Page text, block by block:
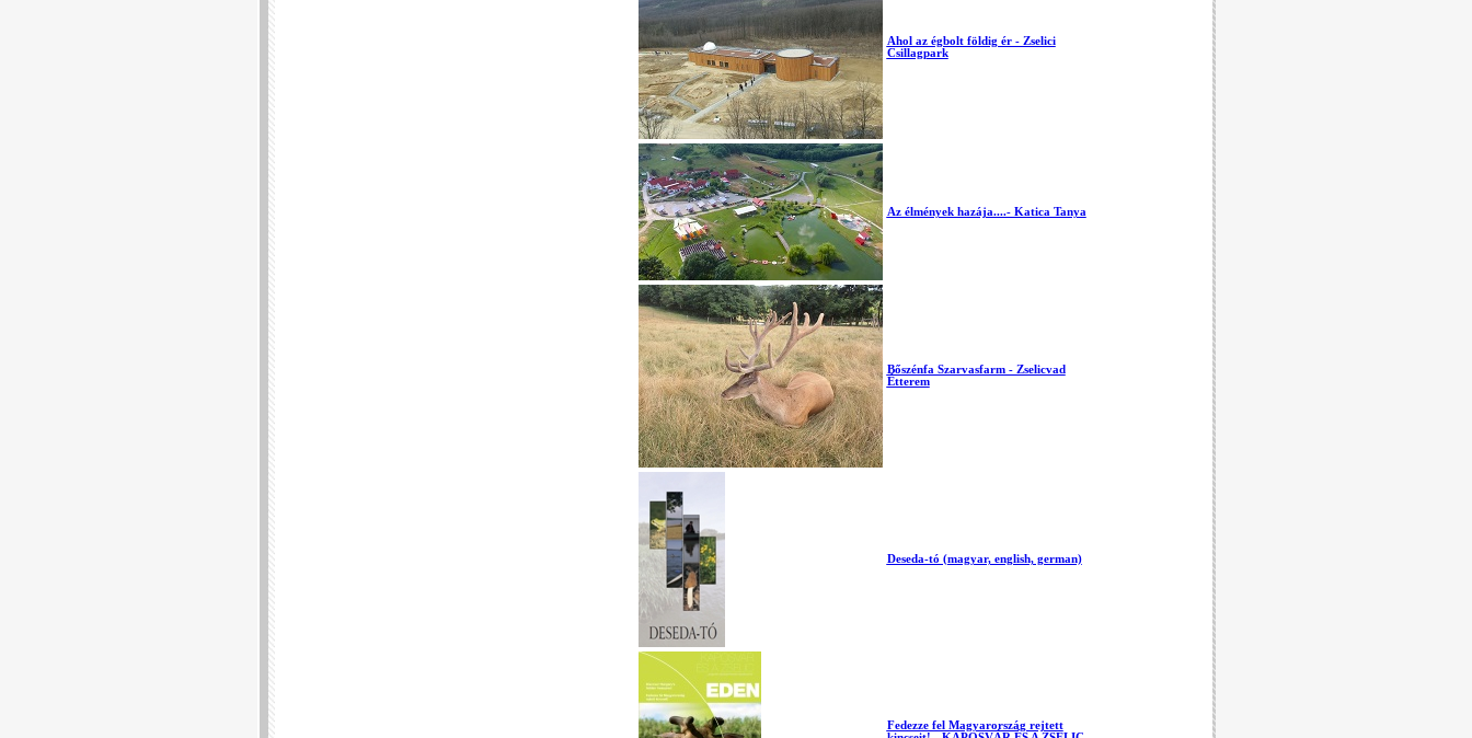
Ahol az égbolt földig ér - Zselici
Csillagpark
Az élmények hazája....- Katica Tanya
Bőszénfa Szarvasfarm - Zselicvad
Étterem
Deseda-tó (magyar, english, german)
Fedezze fel Magyarország rejtett